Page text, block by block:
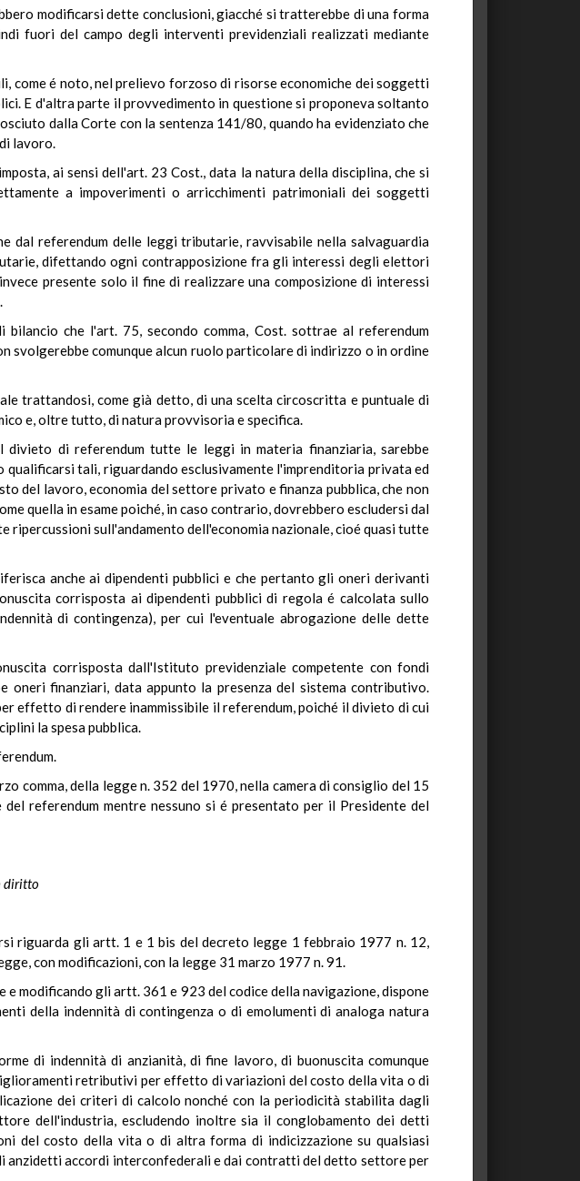
modificarsi dette conclusioni, giacché si tratterebbe di una forma
fuori del campo degli interventi previdenziali realizzati mediante
é noto, nel prelievo forzoso di risorse economiche dei soggetti
E d'altra parte il provvedimento in questione si proponeva soltanto
dalla Corte con la sentenza 141/80, quando ha evidenziato che
lavoro.
ai sensi dell'art. 23 Cost., data la natura della disciplina, che si
a impoverimenti o arricchimenti patrimoniali dei soggetti
dal referendum delle leggi tributarie, ravvisabile nella salvaguardia
difettando ogni contrapposizione fra gli interessi degli elettori
presente solo il fine di realizzare una composizione di interessi
che l'art. 75, secondo comma, Cost. sottrae al referendum
comunque alcun ruolo particolare di indirizzo o in ordine
trattandosi, come già detto, di una scelta circoscritta e puntuale di
e, oltre tutto, di natura provvisoria e specifica.
di referendum tutte le leggi in materia finanziaria, sarebbe
qualificarsi tali, riguardando esclusivamente l'imprenditoria privata ed
del lavoro, economia del settore privato e finanza pubblica, che non
quella in esame poiché, in caso contrario, dovrebbero escludersi dal
sull'andamento dell'economia nazionale, cioé quasi tutte
anche ai dipendenti pubblici e che pertanto gli oneri derivanti
corrisposta ai dipendenti pubblici di regola é calcolata sullo
di contingenza), per cui l'eventuale abrogazione delle dette
corrisposta dall'Istituto previdenziale competente con fondi
finanziari, data appunto la presenza del sistema contributivo.
effetto di rendere inammissibile il referendum, poiché il divieto di cui
la spesa pubblica.
comma, della legge n. 352 del 1970, nella camera di consiglio del 15
referendum mentre nessuno si é presentato per il Presidente del
diritto
riguarda gli artt. 1 e 1 bis del decreto legge 1 febbraio 1977 n. 12,
con modificazioni, con la legge 31 marzo 1977 n. 91.
modificando gli artt. 361 e 923 del codice della navigazione, dispone
della indennità di contingenza o di emolumenti di analoga natura
di indennità di anzianità, di fine lavoro, di buonuscita comunque
retributivi per effetto di variazioni del costo della vita o di
dei criteri di calcolo nonché con la periodicità stabilita dagli
dell'industria, escludendo inoltre sia il conglobamento dei detti
del costo della vita o di altra forma di indicizzazione su qualsiasi
accordi interconfederali e dai contratti del detto settore per